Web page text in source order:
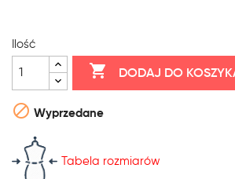
Ilość
 DODAJ DO
 Wyprzedane
Tabela rozmiarów